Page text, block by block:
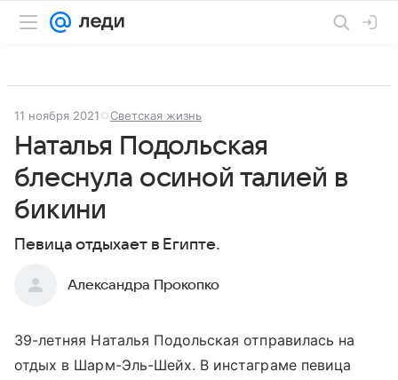
11 ноября 2021 Светская жизнь
Наталья Подольская
блеснула осиной талией в
бикини
Певица отдыхает в Египте.
Александра Прокопко
39-летняя Наталья Подольская отправилась на
отдых в Шарм-Эль-Шейх. В инстаграме певица